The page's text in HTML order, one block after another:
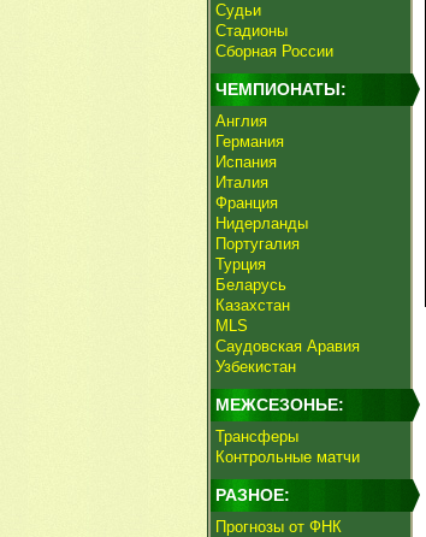
Судьи
Стадионы
Сборная России
ЧЕМПИОНАТЫ:
Англия
Германия
Испания
Италия
Франция
Нидерланды
Португалия
Турция
Беларусь
Казахстан
MLS
Саудовская Аравия
Узбекистан
МЕЖСЕЗОНЬЕ:
Трансферы
Контрольные матчи
РАЗНОЕ:
Прогнозы от ФНК